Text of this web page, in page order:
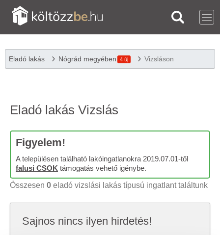
Eladó lakás Nógrád megyében 4 új Vizsláson
Eladó lakás Vizslás
Figyelem!
A településen található lakóingatlanokra 2019.07.01-től
falusi CSOK támogatás vehető igénybe.
Összesen 0 eladó vizslási lakás típusú ingatlant találtunk
Sajnos nincs ilyen hirdetés!